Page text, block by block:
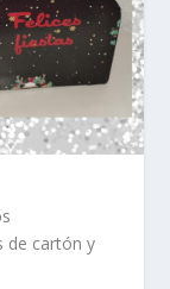
de cartón y